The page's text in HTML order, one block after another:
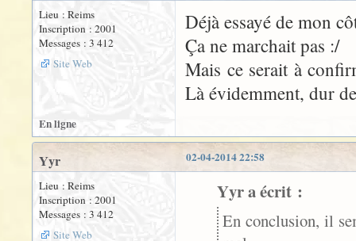
Lieu : Reims
Inscription : 2001
Messages : 3 412
Site Web
Déjà essayé de mon
Ça ne marchait pas :/
Mais ce serait à
Là évidemment, dur
En ligne
02-04-2014 22:58
Yyr
Lieu : Reims
Inscription : 2001
Messages : 3 412
Site Web
Yyr a écrit :
En conclusion, il